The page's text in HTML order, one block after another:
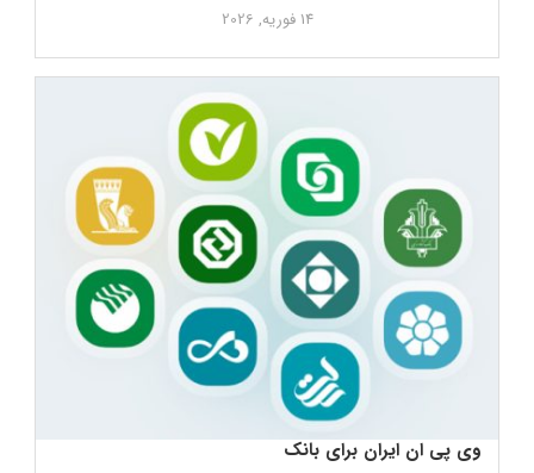
14 فوریه, 2026
وی پی ان ایران برای بانک